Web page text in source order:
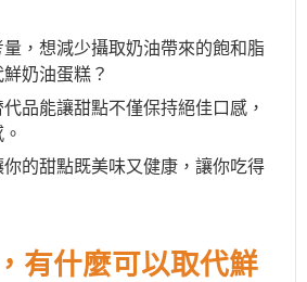
，想減少攝取奶油帶來的飽和脂
鮮奶油蛋糕 ？
品能讓甜點不僅保持絕佳口感，
的甜點既美味又健康，讓你吃得
有什麼可以取代鮮